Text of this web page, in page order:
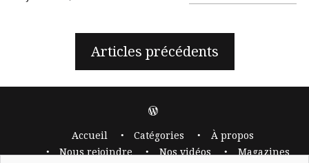
Articles précédents
Accueil Catégories
À propos
Nous rejoindre
Nos vidéos Magazines